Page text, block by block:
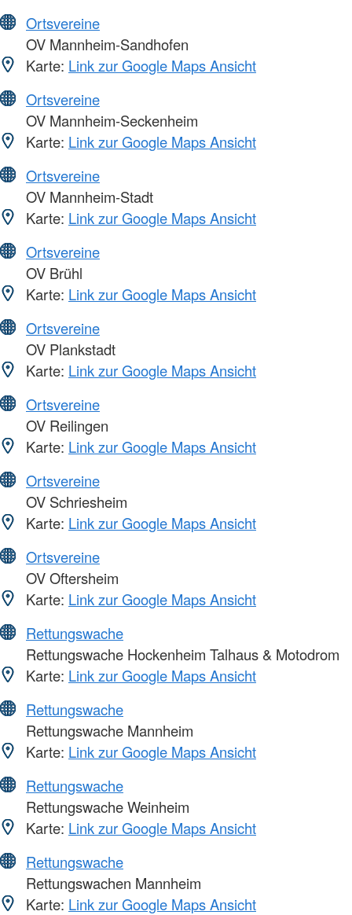
Ortsvereine
OV Mannheim-Sandhofen
Karte: Link zur Google Maps Ansicht
Ortsvereine
OV Mannheim-Seckenheim
Karte: Link zur Google Maps Ansicht
Ortsvereine
OV Mannheim-Stadt
Karte: Link zur Google Maps Ansicht
Ortsvereine
OV Brühl
Karte: Link zur Google Maps Ansicht
Ortsvereine
OV Plankstadt
Karte: Link zur Google Maps Ansicht
Ortsvereine
OV Reilingen
Karte: Link zur Google Maps Ansicht
Ortsvereine
OV Schriesheim
Karte: Link zur Google Maps Ansicht
Ortsvereine
OV Oftersheim
Karte: Link zur Google Maps Ansicht
Rettungswache
Rettungswache Hockenheim Talhaus & Motodrom
Karte: Link zur Google Maps Ansicht
Rettungswache
Rettungswache Mannheim
Karte: Link zur Google Maps Ansicht
Rettungswache
Rettungswache Weinheim
Karte: Link zur Google Maps Ansicht
Rettungswache
Rettungswachen Mannheim
Karte: Link zur Google Maps Ansicht